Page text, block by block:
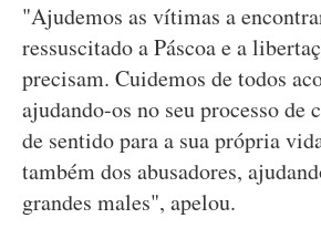
"Ajudemos as vítimas a
ressuscitado a Páscoa e a
precisam. Cuidemos de todos
ajudando-os no seu processo de
de sentido para a sua própria
também dos abusadores,
grandes males", apelou.